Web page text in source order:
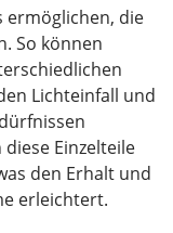
ermöglichen, die
So können
Lichteinfall und
Einzelteile
den Erhalt und
erleichtert.